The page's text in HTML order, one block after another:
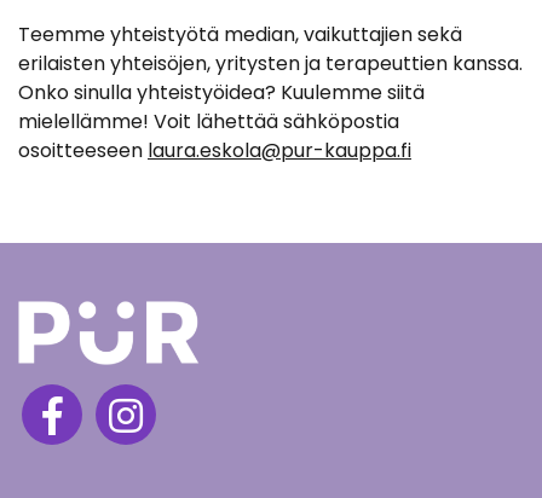
Teemme yhteistyötä median, vaikuttajien sekä
erilaisten yhteisöjen, yritysten ja terapeuttien kanssa.
Onko sinulla yhteistyöidea? Kuulemme siitä
mielellämme! Voit lähettää sähköpostia
osoitteeseen laura.eskola@pur-kauppa.fi